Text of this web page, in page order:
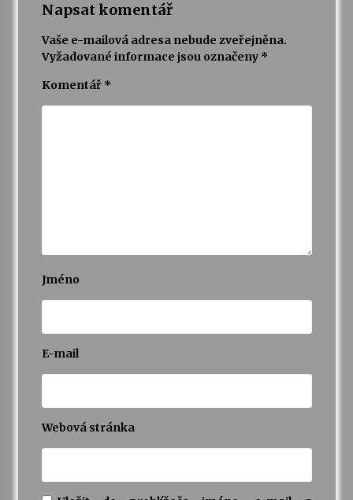
Napsat komentář
Vaše e-mailová adresa nebude zveřejněna.
Vyžadované informace jsou označeny *
Komentář *
Jméno
E-mail
Webová stránka